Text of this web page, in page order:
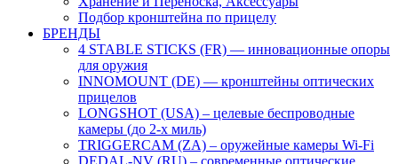
Подбор кронштейна по прицелу
БРЕНДЫ
4 STABLE STICKS (FR) — инновационные опоры
для оружия
INNOMOUNT (DE) — кронштейны оптических
прицелов
LONGSHOT (USA) – целевые беспроводные
камеры (до 2-х миль)
TRIGGERCAM (ZA) – оружейные камеры Wi-Fi
DEDAL-NV (RU) – современные оптические